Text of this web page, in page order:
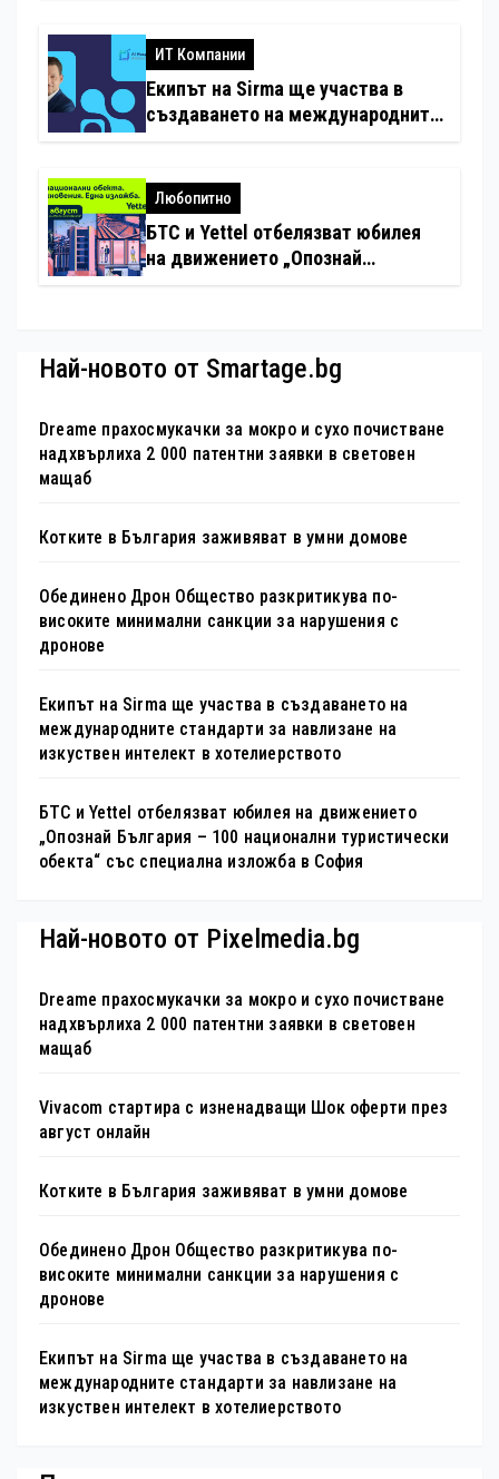
ИТ Компании
Екипът на Sirma ще участва в
създаването на международните
хотелиерството
Любопитно
БТС и Yettel отбелязват юбилея
на движението „Опознай
Най-новото от Smartage.bg
Dreame прахосмукачки за мокро и сухо почистване
надхвърлиха 2 000 патентни заявки в световен
мащаб
Котките в България заживяват в умни домове
Обединено Дрон Общество разкритикува по-
високите минимални санкции за нарушения с
дронове
Екипът на Sirma ще участва в създаването на
международните стандарти за навлизане на
изкуствен интелект в хотелиерството
БТС и Yettel отбелязват юбилея на движението
„Опознай България – 100 национални туристически
обекта“ със специална изложба в София
Най-новото от Pixelmedia.bg
Dreame прахосмукачки за мокро и сухо почистване
надхвърлиха 2 000 патентни заявки в световен
мащаб
Vivacom стартира с изненадващи Шок оферти през
август онлайн
Котките в България заживяват в умни домове
Обединено Дрон Общество разкритикува по-
високите минимални санкции за нарушения с
дронове
Екипът на Sirma ще участва в създаването на
международните стандарти за навлизане на
изкуствен интелект в хотелиерството